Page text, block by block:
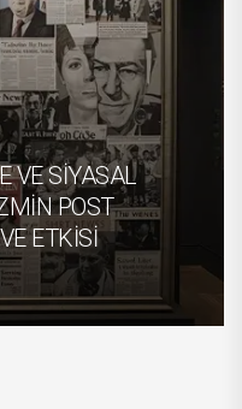
VE SİYASAL
POST
ETKİSİ